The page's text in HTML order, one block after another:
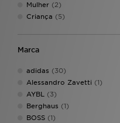
Mulher (2)
Criança (5)
Marca
adidas (30)
Alessandro Zavetti (1)
AYBL (3)
Berghaus (1)
BOSS (1)